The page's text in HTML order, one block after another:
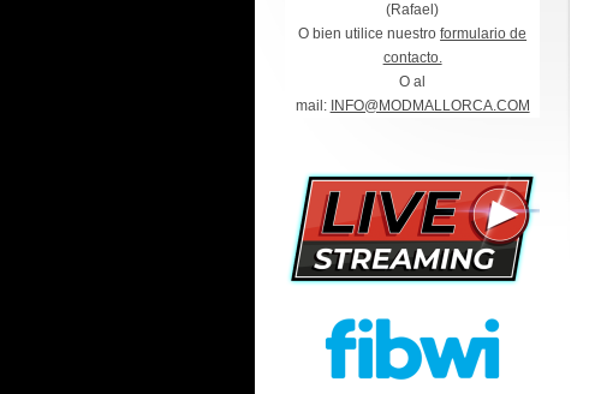
(Rafael)
O bien utilice nuestroformulario de
contacto.
O al
mail: INFO@MODMALLORCA.COM